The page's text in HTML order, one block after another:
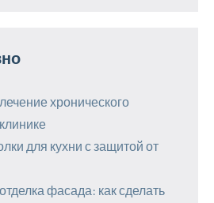
хронического
для кухни с защитой от
фасада: как сделать